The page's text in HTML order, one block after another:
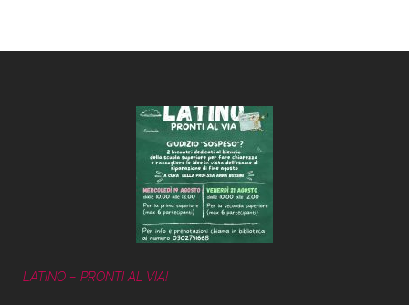
LATINO – PRONTI AL VIA!